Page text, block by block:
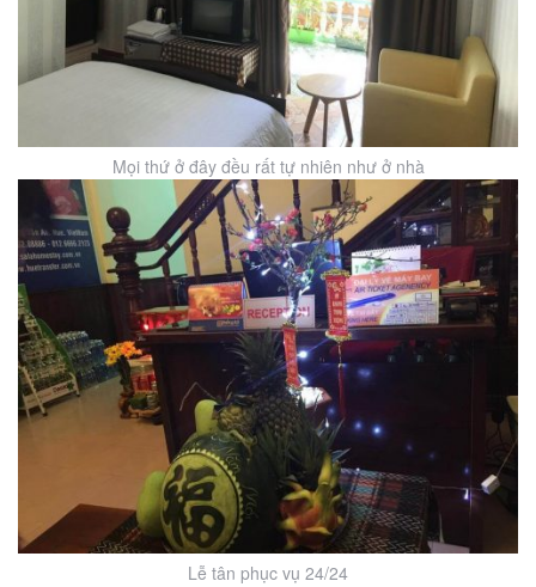
Mọi thứ ở đây đều rất tự nhiên như ở nhà
Lễ tân phục vụ 24/24